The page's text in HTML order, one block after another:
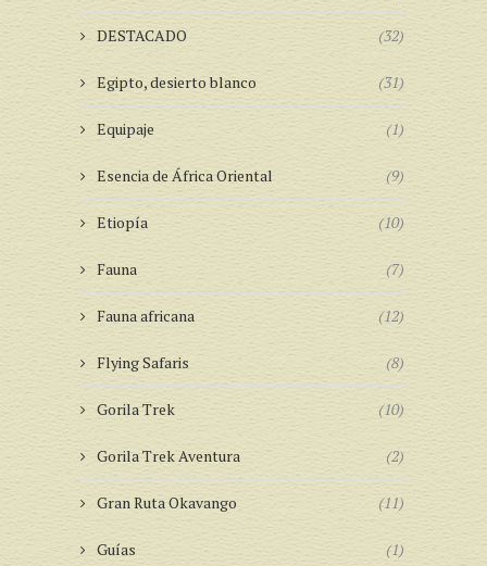
DESTACADO (32)
Egipto, desierto blanco (31)
Equipaje (1)
Esencia de África Oriental (9)
Etiopía (10)
Fauna (7)
Fauna africana (12)
Flying Safaris (8)
Gorila Trek (10)
Gorila Trek Aventura (2)
Gran Ruta Okavango (11)
Guías (1)